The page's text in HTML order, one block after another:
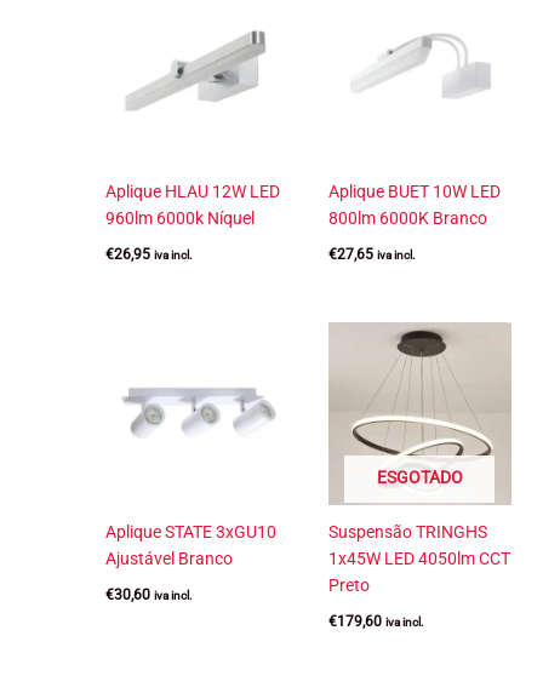
Aplique HLAU 12W LED
960lm 6000k Níquel
€26,95 iva incl.
Aplique BUET 10W LED
800lm 6000K Branco
€27,65 iva incl.
Aplique STATE 3xGU10
Ajustável Branco
€30,60 iva incl.
ESGOTADO
Suspensão TRINGHS
1x45W LED 4050lm CCT
Preto
€179,60 iva incl.